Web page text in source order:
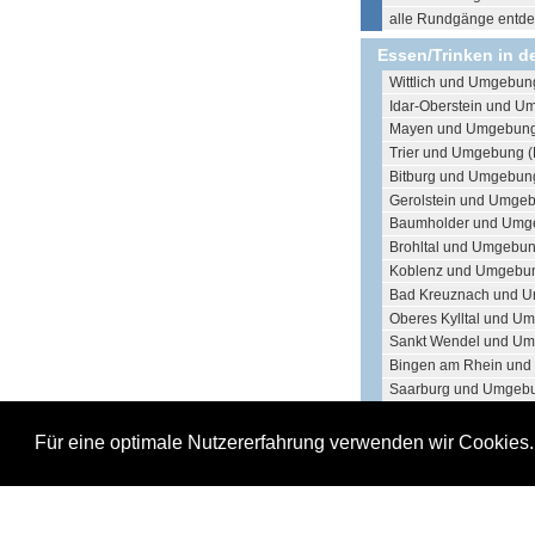
Für eine optimale Nutzererfahrung verwenden wir
alle Rundgänge
Essen/Trinken in
Wittlich und
Idar-Oberstein und
Mayen und
Trier und Umgebung
Bitburg und
Gerolstein und
Baumholder und
Brohltal und
Koblenz und
Bad Kreuznach und
Oberes Kylltal und
Sankt Wendel und
Bingen am Rhein
Saarburg und
Losheim am See und
Lebach und